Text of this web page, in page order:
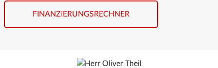
FINANZIERUNGSRECHNER